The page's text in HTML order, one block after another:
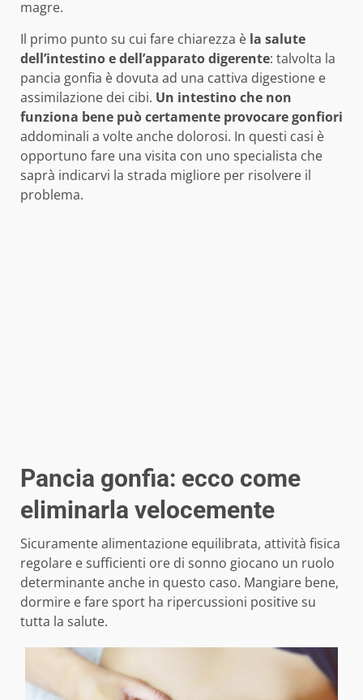
magre.
Il primo punto su cui fare chiarezza è la salute
dell’intestino e dell’apparato digerente: talvolta la
pancia gonfia è dovuta ad una cattiva digestione e
assimilazione dei cibi. Un intestino che non
funziona bene può certamente provocare gonfiori
addominali a volte anche dolorosi. In questi casi è
opportuno fare una visita con uno specialista che
saprà indicarvi la strada migliore per risolvere il
problema.
Pancia gonfia: ecco come
eliminarla velocemente
Sicuramente alimentazione equilibrata, attività fisica
regolare e sufficienti ore di sonno giocano un ruolo
determinante anche in questo caso. Mangiare bene,
dormire e fare sport ha ripercussioni positive su
tutta la salute.